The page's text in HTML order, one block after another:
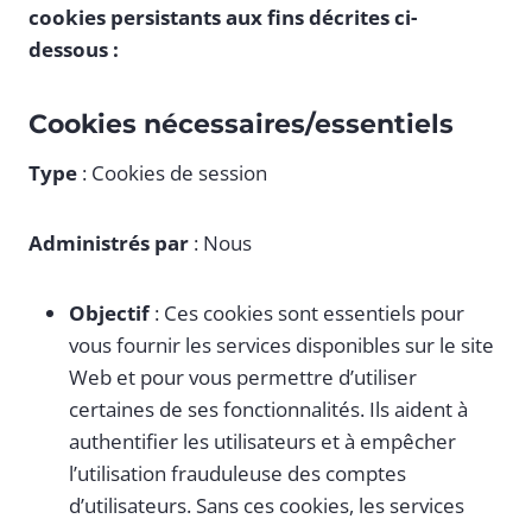
cookies persistants aux fins décrites ci-
dessous :
Cookies nécessaires/essentiels
Type : Cookies de session
Administrés par : Nous
Objectif: Ces cookies sont essentiels pour
vous fournir les services disponibles sur le site
Web et pour vous permettre d’utiliser
certaines de ses fonctionnalités. Ils aident à
authentifier les utilisateurs et à empêcher
l’utilisation frauduleuse des comptes
d’utilisateurs. Sans ces cookies, les services